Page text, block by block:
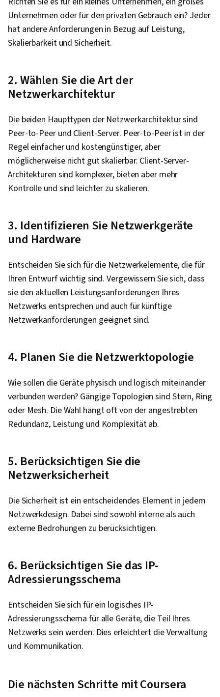
Unternehmen oder für den privaten Gebrauch ein? Jeder
hat andere Anforderungen in Bezug auf Leistung,
Skalierbarkeit und Sicherheit.
2. Wählen Sie die Art der
Netzwerkarchitektur
Die beiden Haupttypen der Netzwerkarchitektur sind
Peer-to-Peer und Client-Server. Peer-to-Peer ist in der
Regel einfacher und kostengünstiger, aber
möglicherweise nicht gut skalierbar. Client-Server-
Architekturen sind komplexer, bieten aber mehr
Kontrolle und sind leichter zu skalieren.
3. Identifizieren Sie Netzwerkgeräte
und Hardware
Entscheiden Sie sich für die Netzwerkelemente, die für
Ihren Entwurf wichtig sind. Vergewissern Sie sich, dass
sie den aktuellen Leistungsanforderungen Ihres
Netzwerks entsprechen und auch für künftige
Netzwerkanforderungen geeignet sind.
4. Planen Sie die Netzwerktopologie
Wie sollen die Geräte physisch und logisch miteinander
verbunden werden? Gängige Topologien sind Stern, Ring
oder Mesh. Die Wahl hängt oft von der angestrebten
Redundanz, Leistung und Komplexität ab.
5. Berücksichtigen Sie die
Netzwerksicherheit
Die Sicherheit ist ein entscheidendes Element in jedem
Netzwerkdesign. Dabei sind sowohl interne als auch
externe Bedrohungen zu berücksichtigen.
6. Berücksichtigen Sie das IP-
Adressierungsschema
Entscheiden Sie sich für ein logisches IP-
Adressierungsschema für alle Geräte, die Teil Ihres
Netzwerks sein werden. Dies erleichtert die Verwaltung
und Kommunikation.
Die nächsten Schritte mit Coursera